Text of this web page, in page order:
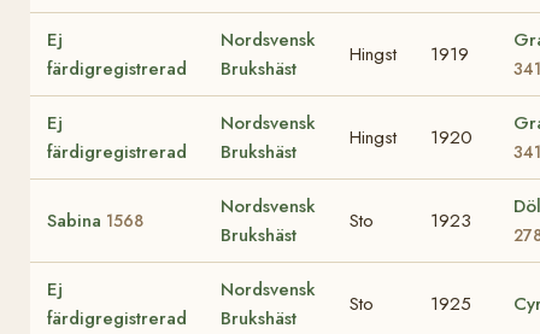
Ej
färdigregistrerad
Nordsvensk
Brukshäst
Hingst 1919
341
Ej
färdigregistrerad
Nordsvensk
Brukshäst
Hingst 1920
341
Sabina 1568
Nordsvensk
Brukshäst
Sto 1923
Ej
färdigregistrerad
Nordsvensk
Brukshäst
Sto 1925